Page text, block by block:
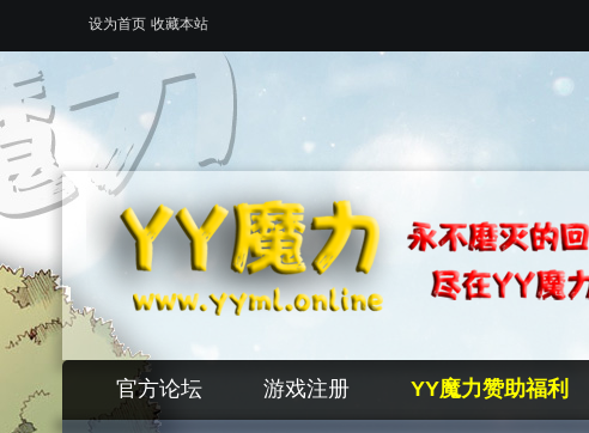
设为首页 收藏本站
官方论坛 游戏注册 YY魔力赞助福利